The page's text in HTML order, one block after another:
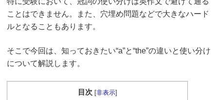
ことはできません。また、穴埋め問題などで大きなハード
ルとなることもあります。
そこで今回は、知っておきたい“a”と“the”の違いと使い分け
について解説します。
目次 [非表示]